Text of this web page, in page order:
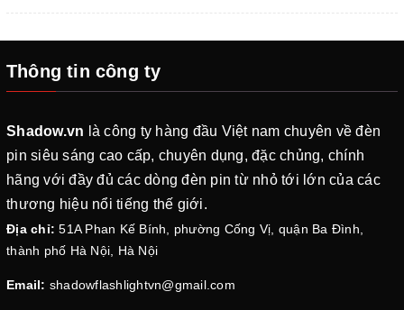
Thông tin công ty
Shadow.vn là công ty hàng đầu Việt nam chuyên về đèn
pin siêu sáng cao cấp, chuyên dụng, đặc chủng, chính
hãng với đầy đủ các dòng đèn pin từ nhỏ tới lớn của các
thương hiệu nổi tiếng thế giới.
Địa chỉ: 51A Phan Kế Bính, phường Cống Vị, quận Ba Đình,
thành phố Hà Nội, Hà Nội
Email: shadowflashlightvn@gmail.com